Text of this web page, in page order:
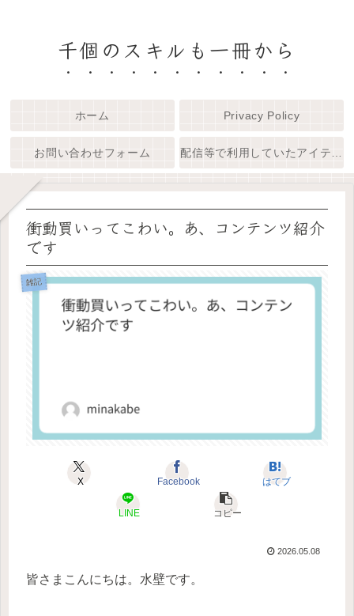
千個のスキルも一冊から
ホーム Privacy Policy
お問い合わせフォーム 配信等で利用していたアイテム
衝動買いってこわい。あ、コンテンツ紹介
です
雑記
X Facebook はてブ
LINE コピー
2026.05.08
皆さまこんにちは。水壁です。